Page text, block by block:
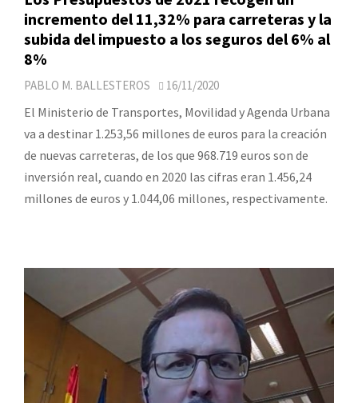
incremento del 11,32% para carreteras y la
subida del impuesto a los seguros del 6% al
8%
PABLO M. BALLESTEROS 16/11/2020
El Ministerio de Transportes, Movilidad y Agenda Urbana
va a destinar 1.253,56 millones de euros para la creación
de nuevas carreteras, de los que 968.719 euros son de
inversión real, cuando en 2020 las cifras eran 1.456,24
millones de euros y 1.044,06 millones, respectivamente.